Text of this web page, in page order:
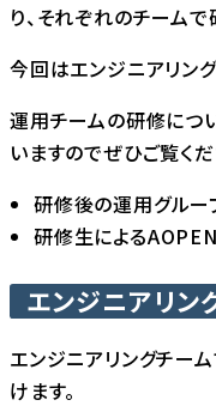
り、それぞれのチームで
今回はエンジニアリン
運用チームの研修につ
いますのでぜひご覧くだ
研修後の運用グルー
研修生による
エンジニアリン
エンジニアリングチー
けます。